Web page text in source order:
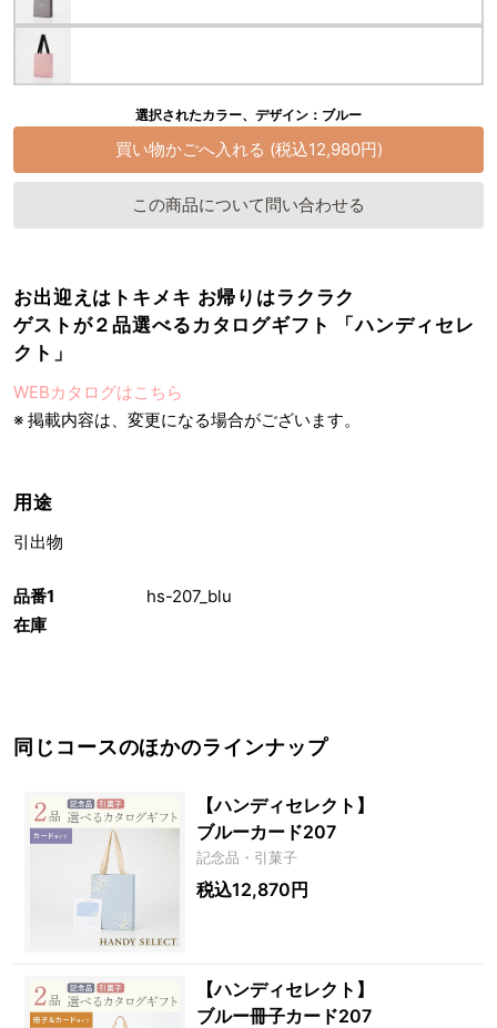
品番1
hs-207_blu
在庫
選択されたカラー、デザイン：ブルー
この商品について問い合わせる
お出迎えはトキメキ お帰りはラクラク
ゲストが２品選べるカタログギフト 「ハンディセレ
クト」
WEBカタログはこちら
※ 掲載内容は、変更になる場合がございます。
用途
引出物
同じコースのほかのラインナップ
【ハンディセレクト】
ブルーカード207
記念品・引菓子
税込12,870円
【ハンディセレクト】
ブルー冊子カード207